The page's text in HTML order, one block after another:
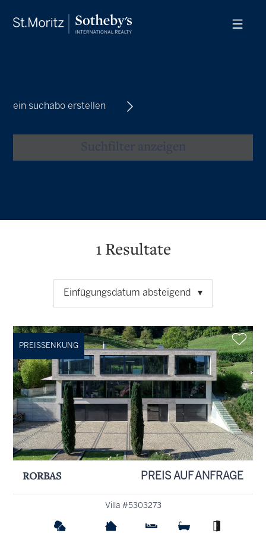
ein suchabo erstellen
1 Resultate
Einfügungsdatum absteigend
PREISSENKUNG
RORBAS PREIS AUF ANFRAGE
Villa #5303273